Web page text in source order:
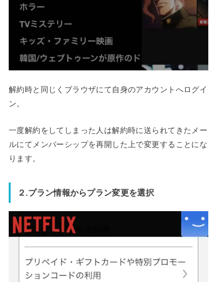
解約時と同じくブラウザにて自身のアカウントへログイ
ン。
一度解約をしてしまった人は解約時に送られてきたメー
ルにてメンバーシップを再開した上で変更することにな
ります。
２.プラン情報からプラン変更を選択